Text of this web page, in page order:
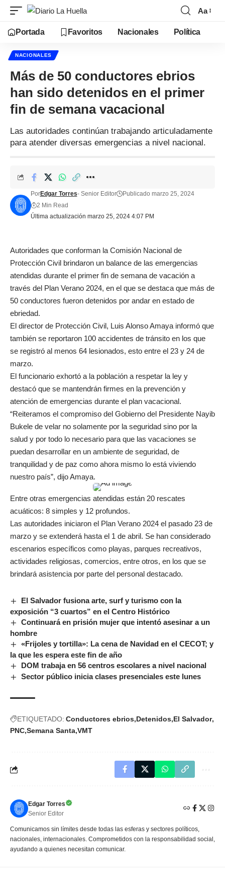
Aa
Portada Favoritos Nacionales Política
NACIONALES
Más de 50 conductores ebrios
han sido detenidos en el primer
fin de semana vacacional
Las autoridades continúan trabajando articuladamente
para atender diversas emergencias a nivel nacional.
Última actualización marzo 25, 2024 4:07 PM
PorEdgar Torres- Senior Editor
Publicado marzo 25, 2024
2 Min Read
Autoridades que conforman la Comisión Nacional de
Protección Civil brindaron un balance de las emergencias
atendidas durante el primer fin de semana de vacación a
través del Plan Verano 2024, en el que se destaca que más de
50 conductores fueron detenidos por andar en estado de
ebriedad.
El director de Protección Civil, Luis Alonso Amaya informó que
también se reportaron 100 accidentes de tránsito en los que
se registró al menos 64 lesionados, esto entre el 23 y 24 de
marzo.
El funcionario exhortó a la población a respetar la ley y
destacó que se mantendrán firmes en la prevención y
atención de emergencias durante el plan vacacional.
“Reiteramos el compromiso del Gobierno del Presidente Nayib
Bukele de velar no solamente por la seguridad sino por la
salud y por todo lo necesario para que las vacaciones se
puedan desarrollar en un ambiente de seguridad, de
tranquilidad y de paz como ahora mismo lo está viviendo
nuestro país”, dijo Amaya.
Entre otras emergencias atendidas están 20 rescates
acuáticos: 8 simples y 12 profundos.
Las autoridades iniciaron el Plan Verano 2024 el pasado 23 de
marzo y se extenderá hasta el 1 de abril. Se han considerado
escenarios específicos como playas, parques recreativos,
actividades religiosas, comercios, entre otros, en los que se
brindará asistencia por parte del personal destacado.
El Salvador fusiona arte, surf y turismo con la
exposición “3 cuartos” en el Centro Histórico
Continuará en prisión mujer que intentó asesinar a un
hombre
«Frijoles y tortilla»: La cena de Navidad en el CECOT; y
la que les espera este fin de año
DOM trabaja en 56 centros escolares a nivel nacional
Sector público inicia clases presenciales este lunes
ETIQUETADO: Conductores ebrios Detenidos El Salvador
PNC Semana Santa VMT
Edgar Torres
Senior Editor
Comunicamos sin límites desde todas las esferas y sectores políticos,
nacionales, internacionales. Comprometidos con la responsabilidad social,
ayudando a quienes necesitan comunicar.